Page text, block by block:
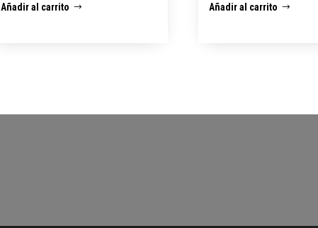
Añadir al carrito Añadir al carrito